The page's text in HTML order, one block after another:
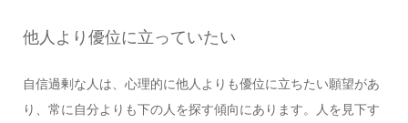
他人より優位に立っていたい
自信過剰な人は、心理的に他人よりも優位に立ちたい願望があ
り、常に自分よりも下の人を探す傾向にあります。人を見下す